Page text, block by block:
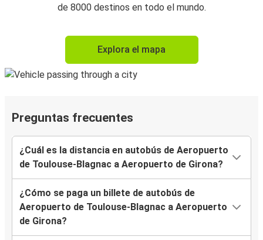
de 8000 destinos en todo el mundo.
Explora el mapa
Preguntas frecuentes
¿Cuál es la distancia en autobús de Aeropuerto
de Toulouse-Blagnac a Aeropuerto de Girona?
¿Cómo se paga un billete de autobús de
Aeropuerto de Toulouse-Blagnac a Aeropuerto
de Girona?